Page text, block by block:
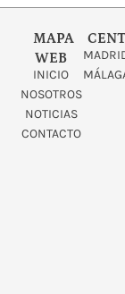
MAPA
WEB
INICIO
NOSOTROS
NOTICIAS
CONTACTO